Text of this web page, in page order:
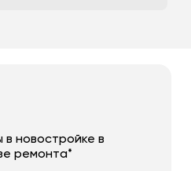
новостройке в
ремонта*